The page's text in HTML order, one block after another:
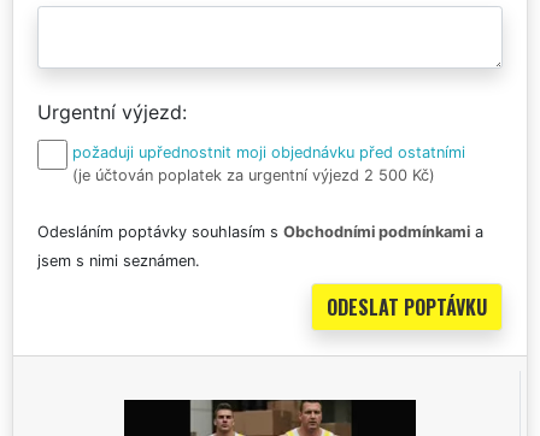
Urgentní výjezd
požaduji upřednostnit moji objednávku před ostatními
(je účtován poplatek za urgentní výjezd 2 500 Kč)
Odesláním poptávky souhlasím s Obchodními podmínkami a
jsem s nimi seznámen.